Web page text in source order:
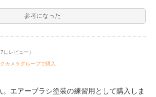
参考になった
にレビュー）
カメラグループで購入
。エアーブラシ塗装の練習用として購入しま